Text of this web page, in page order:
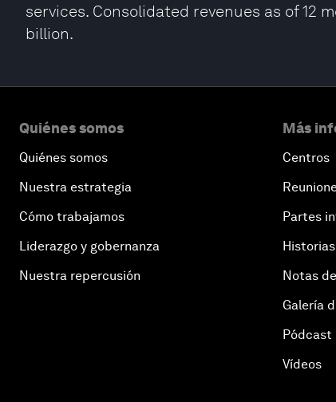
services. Consolidated revenues as of 12
billion.
Quiénes somos
Quiénes somos
Nuestra estrategia
Cómo trabajamos
Liderazgo y gobernanza
Nuestra repercusión
Más
Centros
Partes
Notas
Galería
Pódcast
Vídeos